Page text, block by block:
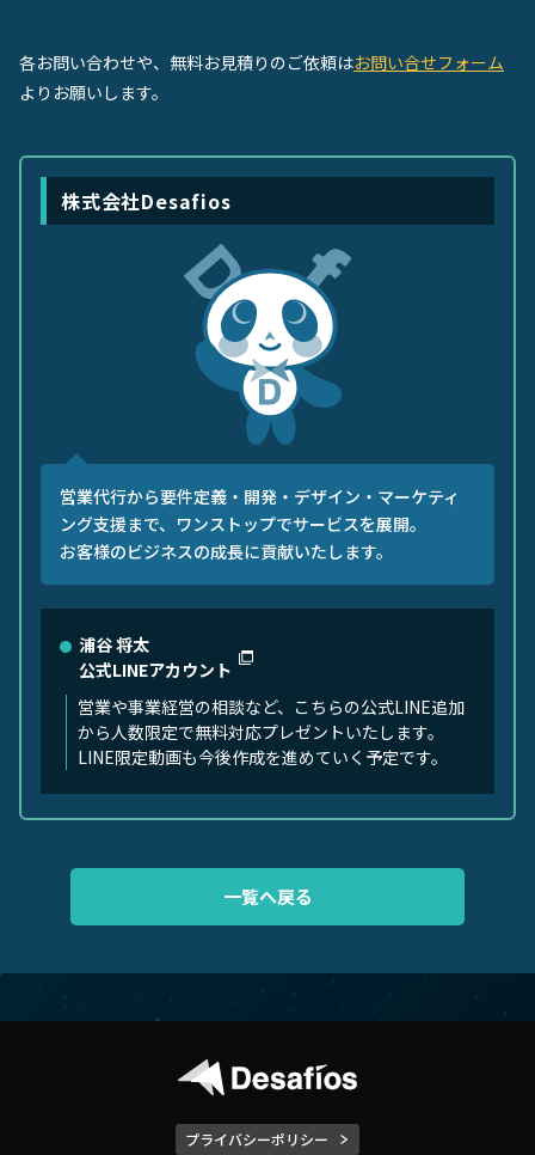
各お問い合わせや、無料お見積りのご依頼はお問い合せフォーム
よりお願いします。
株式会社Desafios
営業代行から要件定義・開発・デザイン・マーケティ
ング支援まで、ワンストップでサービスを展開。
お客様のビジネスの成長に貢献いたします。
浦谷 将太
公式LINEアカウント
営業や事業経営の相談など、こちらの公式LINE追加
から人数限定で無料対応プレゼントいたします。
LINE限定動画も今後作成を進めていく予定です。
一覧へ戻る
プライバシーポリシー